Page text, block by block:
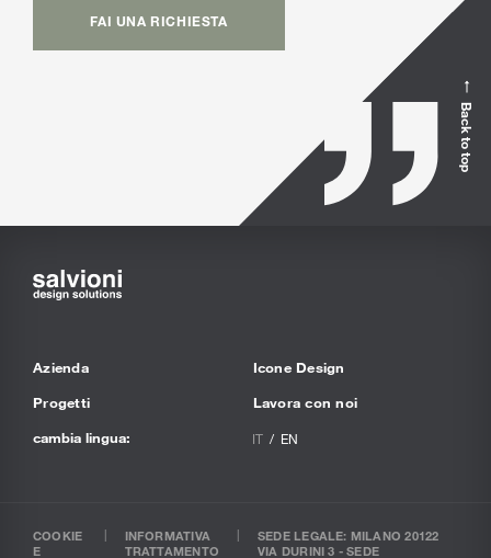
FAI UNA RICHIESTA
Back to top
Azienda
Progetti
Icone Design
Lavora con noi
cambia lingua:
IT EN
COOKIE
E
INFORMATIVA
TRATTAMENTO
SEDE LEGALE: MILANO 20122
VIA DURINI 3 - SEDE